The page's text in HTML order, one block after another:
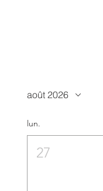
août 2026
lun.
27